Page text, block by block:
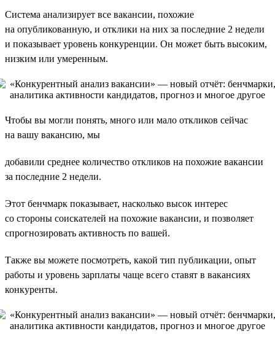
Система анализирует все вакансии, похожие
на опубликованную, и отклики на них за последние 2 недели
и показывает уровень конкуренции. Он может быть высоким,
низким или умеренным.
Чтобы вы могли понять, много или мало откликов сейчас
на вашу вакансию, мы
добавили среднее количество откликов на похожие вакансии
за последние 2 недели.
Этот бенчмарк показывает, насколько высок интерес
со стороны соискателей на похожие вакансии, и позволяет
спрогнозировать активность по вашей.
Также вы можете посмотреть, какой тип публикации, опыт
работы и уровень зарплаты чаще всего ставят в вакансиях
конкуренты.